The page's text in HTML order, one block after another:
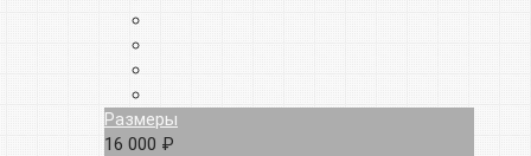
Размеры
16 000 ₽